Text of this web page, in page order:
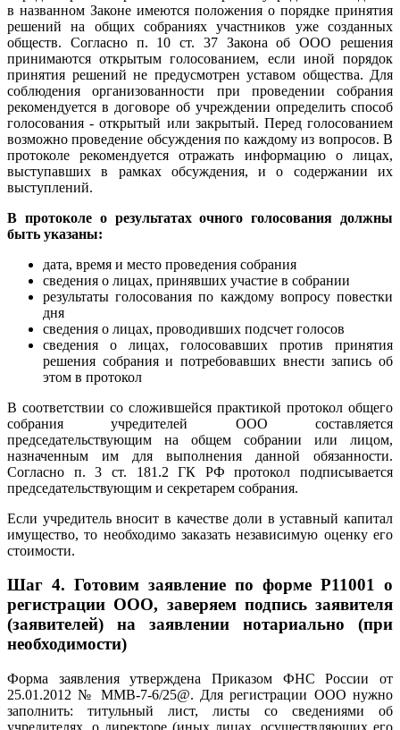
в названном Законе имеются положения о порядке принятия
решений на общих собраниях участников уже созданных
обществ. Согласно п. 10 ст. 37 Закона об ООО решения
принимаются открытым голосованием, если иной порядок
принятия решений не предусмотрен уставом общества. Для
соблюдения организованности при проведении собрания
рекомендуется в договоре об учреждении определить способ
голосования - открытый или закрытый. Перед голосованием
возможно проведение обсуждения по каждому из вопросов. В
протоколе рекомендуется отражать информацию о лицах,
выступавших в рамках обсуждения, и о содержании их
выступлений.
В протоколе о результатах очного голосования должны
быть указаны:
дата, время и место проведения собрания
сведения о лицах, принявших участие в собрании
результаты голосования по каждому вопросу повестки
дня
сведения о лицах, проводивших подсчет голосов
сведения о лицах, голосовавших против принятия
решения собрания и потребовавших внести запись об
этом в протокол
В соответствии со сложившейся практикой протокол общего
собрания учредителей ООО составляется
председательствующим на общем собрании или лицом,
назначенным им для выполнения данной обязанности.
Согласно п. 3 ст. 181.2 ГК РФ протокол подписывается
председательствующим и секретарем собрания.
Если учредитель вносит в качестве доли в уставный капитал
имущество, то необходимо заказать независимую оценку его
стоимости.
Шаг 4. Готовим заявление по форме Р11001 о
регистрации ООО, заверяем подпись заявителя
(заявителей) на заявлении нотариально (при
необходимости)
Форма заявления утверждена Приказом ФНС России от
25.01.2012 № ММВ-7-6/25@. Для регистрации ООО нужно
заполнить: титульный лист, листы со сведениями об